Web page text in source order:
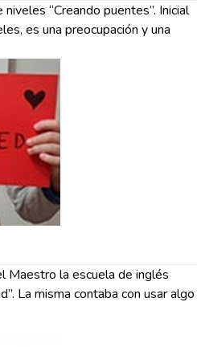
“Creando puentes”. Inicial
es una preocupación y una
Maestro la escuela de inglés
La misma contaba con usar algo